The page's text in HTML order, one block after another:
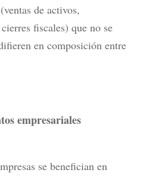
de activos,
fiscales) que no se
en composición entre
empresariales
se benefician en